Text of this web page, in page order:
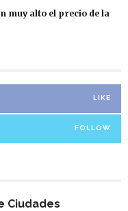
muy alto el precio de la
LIKE
FOLLOW
Ciudades